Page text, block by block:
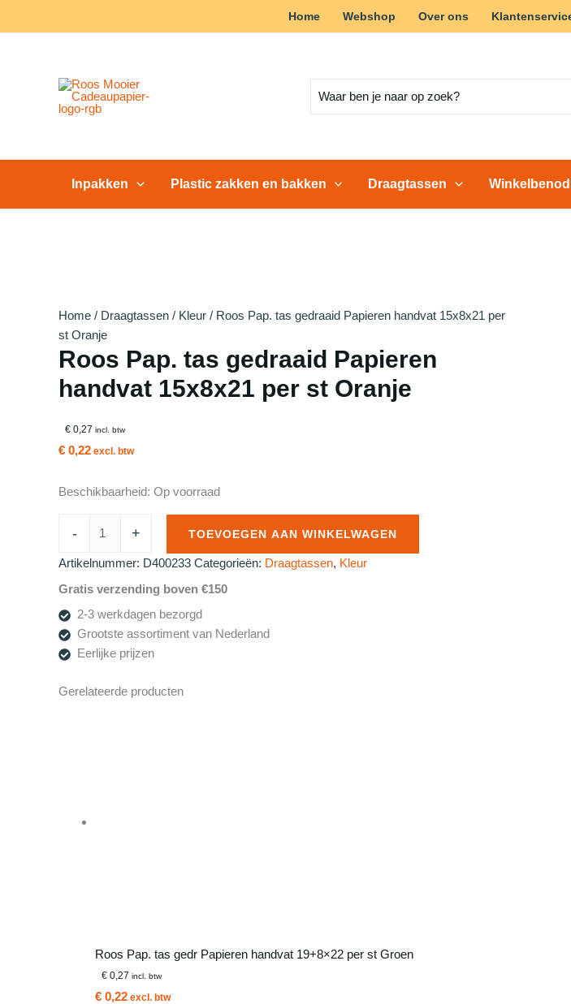
Home Webshop Over ons
naar:
Inpakken Plastic zakken en bakken Draagtassen
Home / Draagtassen / Kleur / Roos Pap. tas gedraaid Papieren handvat 15x8x21 per
st Oranje
Roos Pap. tas gedraaid Papieren
handvat 15x8x21 per st Oranje
€ 0,27 incl. btw
€ 0,22 excl. btw
Beschikbaarheid: Op voorraad
-
tas
handvat
15x8x21
per
Oranje
+ TOEVOEGEN AAN WINKELWAGEN
Artikelnummer: D400233 Categorieën: Draagtassen, Kleur
Gratis verzending boven €150
2-3 werkdagen bezorgd
Grootste assortiment van Nederland
Eerlijke prijzen
Gerelateerde producten
Roos Pap. tas gedr Papieren handvat 19+8×22 per st Groen
€ 0,27 incl. btw
€ 0,22 excl. btw